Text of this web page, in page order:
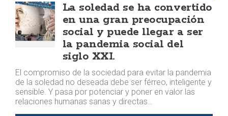
La soledad se ha convertido
en una gran preocupación
social y puede llegar a ser
la pandemia social del
siglo XXI.
El compromiso de la sociedad para evitar la pandemia
de la soledad no deseada debe ser férreo, inteligente y
sensible. Y pasa por potenciar y poner en valor las
relaciones humanas sanas y directas…